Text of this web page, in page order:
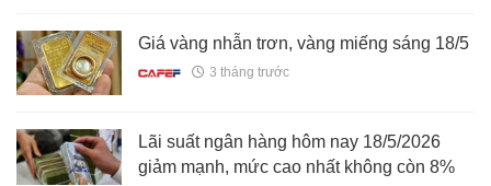
Giá vàng nhẫn trơn, vàng miếng sáng 18/5
3 tháng trước
Lãi suất ngân hàng hôm nay 18/5/2026
giảm mạnh, mức cao nhất không còn 8%